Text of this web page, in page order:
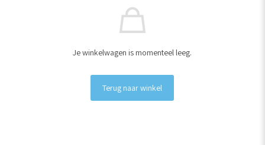
Je winkelwagen is momenteel leeg.
Terug naar winkel